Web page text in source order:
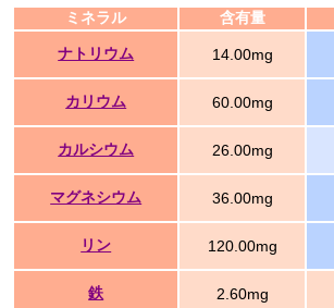
ミネラル 含有量
ナトリウム 14.00mg
カリウム 60.00mg
カルシウム 26.00mg
マグネシウム 36.00mg
リン 120.00mg
鉄 2.60mg